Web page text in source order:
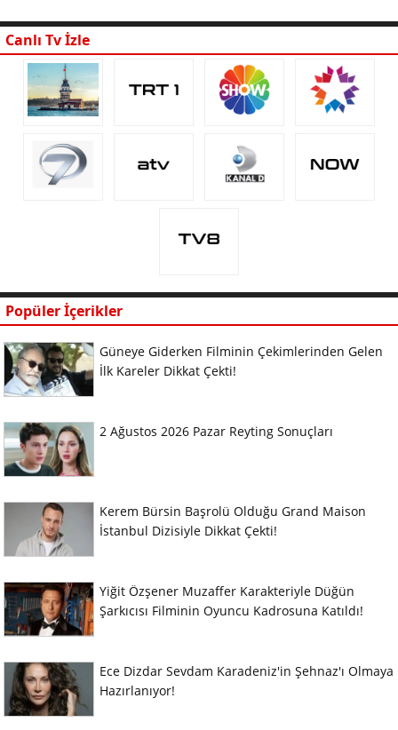
Canlı Tv İzle
Popüler İçerikler
Güneye Giderken Filminin Çekimlerinden Gelen
İlk Kareler Dikkat Çekti!
2 Ağustos 2026 Pazar Reyting Sonuçları
Kerem Bürsin Başrolü Olduğu Grand Maison
İstanbul Dizisiyle Dikkat Çekti!
Yiğit Özşener Muzaffer Karakteriyle Düğün
Şarkıcısı Filminin Oyuncu Kadrosuna Katıldı!
Ece Dizdar Sevdam Karadeniz'in Şehnaz'ı Olmaya
Hazırlanıyor!